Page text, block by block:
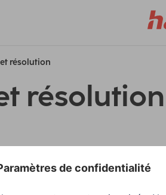
résolution
résolution
les filtres